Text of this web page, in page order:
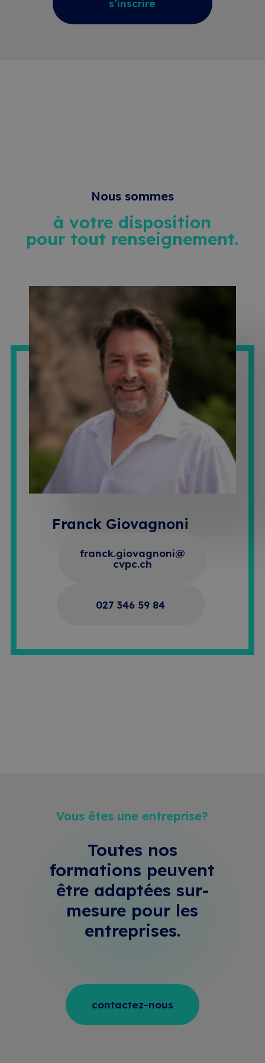
proposer une alternative
adaptée.
s’inscrire
Franck Giovagnoni
franck.giovagnoni@
cvpc.ch
027 346 59 84
Nous sommes
à votre disposition
pour tout renseignement.
Vous êtes une entreprise?
Toutes nos
formations peuvent
être adaptées sur-
mesure pour les
entreprises.
contactez-nous